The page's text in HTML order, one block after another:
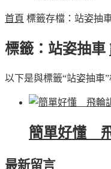
首頁 標籤存檔：站姿抽
標籤：站姿抽車
以下是與標籤“站姿抽車
簡單好懂
最新留言